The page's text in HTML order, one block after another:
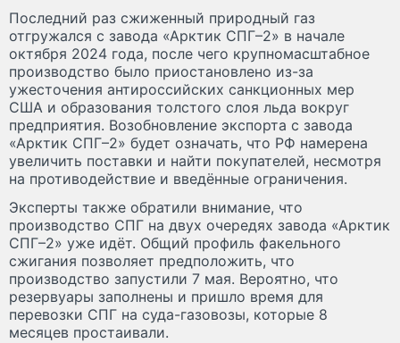
Последний раз сжиженный природный газ
отгружался с завода «Арктик СПГ–2» в начале
октября 2024 года, после чего крупномасштабное
производство было приостановлено из-за
ужесточения антироссийских санкционных мер
США и образования толстого слоя льда вокруг
предприятия. Возобновление экспорта с завода
«Арктик СПГ–2» будет означать, что РФ намерена
увеличить поставки и найти покупателей, несмотря
на противодействие и введённые ограничения.
Эксперты также обратили внимание, что
производство СПГ на двух очередях завода «Арктик
СПГ–2» уже идёт. Общий профиль факельного
сжигания позволяет предположить, что
производство запустили 7 мая. Вероятно, что
резервуары заполнены и пришло время для
перевозки СПГ на суда-газовозы, которые 8
месяцев простаивали.